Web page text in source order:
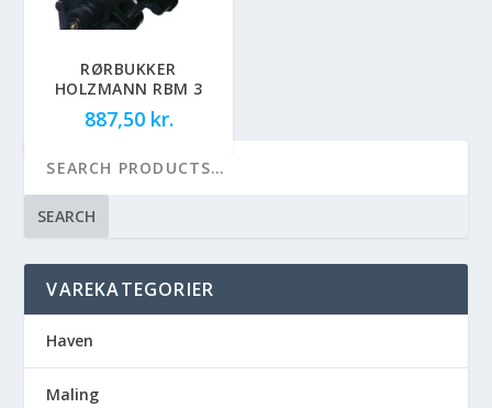
RØRBUKKER
HOLZMANN RBM 3
887,50 kr.
SEARCH
VAREKATEGORIER
Haven
Maling